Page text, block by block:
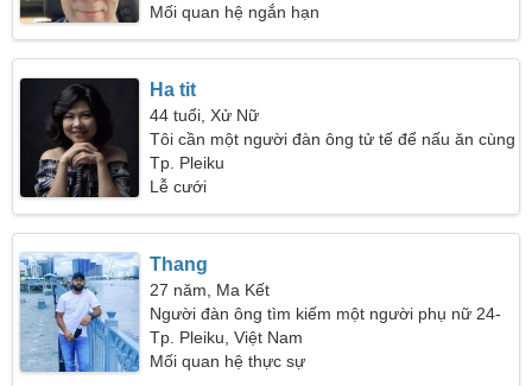
Mối quan hệ ngắn hạn
Ha tit
44 tuổi, Xử Nữ
Tôi cần một người đàn ông tử tế để nấu ăn cùng
nhau
Tp. Pleiku
Lễ cưới
Thang
27 năm, Ma Kết
Người đàn ông tìm kiếm một người phụ nữ 24-
30
Tp. Pleiku, Việt Nam
Mối quan hệ thực sự